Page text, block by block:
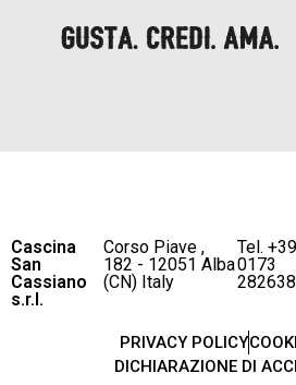
Cascina
San
Cassiano
s.r.l.
Corso Piave ,
182 - 12051 Alba
(CN) Italy
Tel. +39
0173
282638
PRIVACY POLICY
DICHIARAZIONE DI